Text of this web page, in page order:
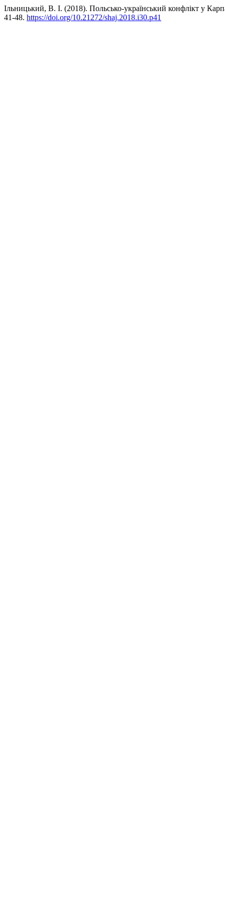
Ільницький, В. І. (2018). Польсько-український конфлікт у
41-48. https://doi.org/10.21272/shaj.2018.i30.p41